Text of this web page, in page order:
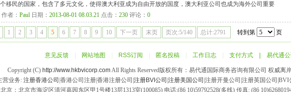
移民的国家，包含了多元文化，使得澳大利亚成为自由开放的国度，澳大利亚公司也成为海外公司重要
作者： Paul 日期： 2013-08-01 08.03.21 点击： 230 评论： 0
1 2 3 4 5 6 7 8 9 10 下一页 末页 页次:5/140 总计:2791 转到第 页
意见反馈 网站地图 RSS订阅 匿名投稿 工作日志 支付方式 | 易代通
Copyright (C) http://www.hkbvicorp.comAll Rights Reserved版权所有：易代通国际商务咨询有限公司 权威离
营业务: 注册香港公司 |香港公司注册|香港注册公司| 注册BVI公司 注册美国公司 |注册开曼公司|注册英国公司
北京：北京市海淀区清河嘉园东区甲1号楼13层1313室(100085) 电话:(86 10)59792528(多线) 传真: (86